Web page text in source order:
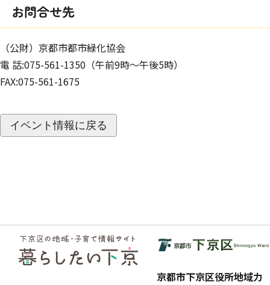
お問合せ先
（公財）京都市都市緑化協会
電 話:075-561-1350（午前9時～午後5時）
FAX:075-561-1675
イベント情報に戻る
フッ
ター
京都市下京区役所地域力